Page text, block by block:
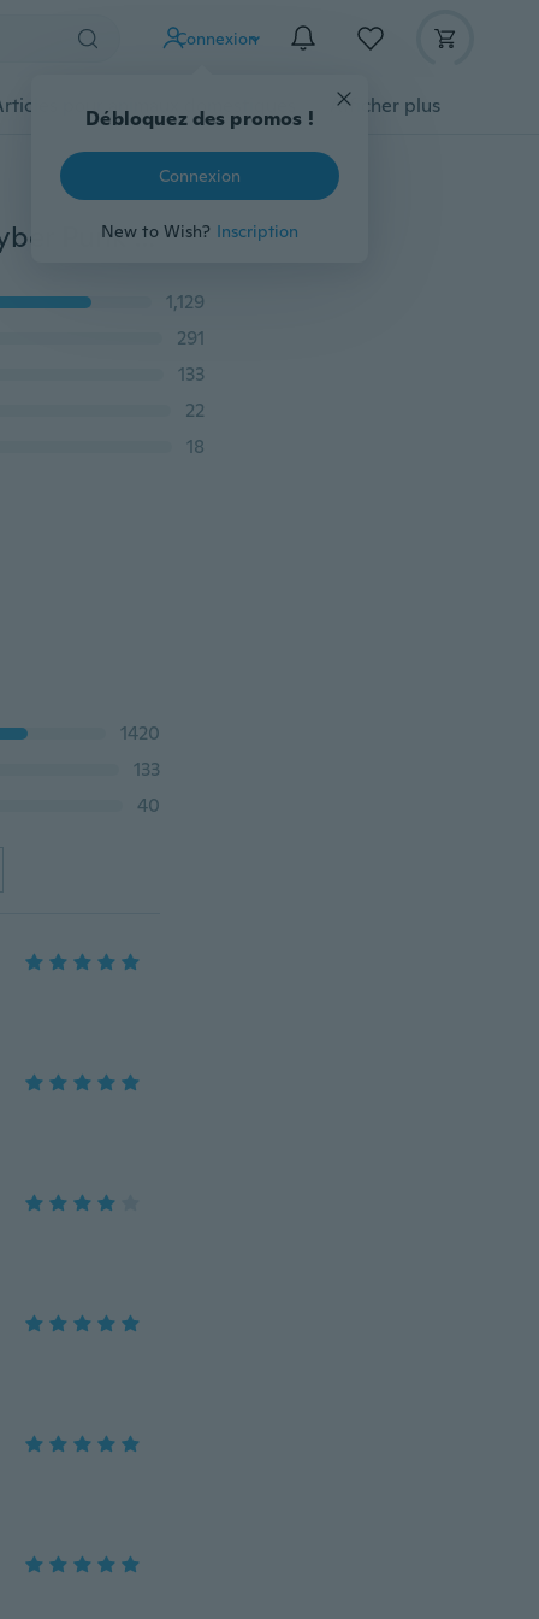
Connexion
Débloquez des promos !
Connexion
New to Wish? Inscription
pour animaux domestiques Afficher plus
Bricolage 25G Bronze Bronze Steampunk Cog Gear Cyber Punk Pendentif en métal Pendentif en métal Charms pour la fabrication de bijoux Pièces de montres artisanales
1,129
291
133
22
18
1420
133
40